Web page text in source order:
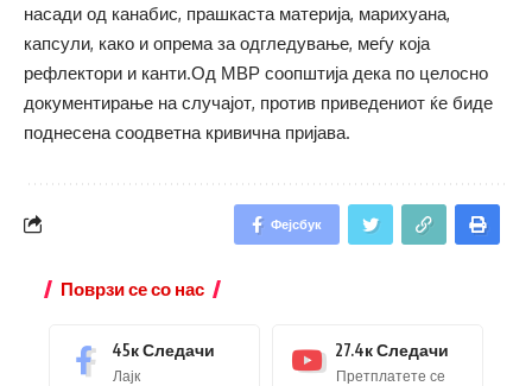
насади од канабис, прашкаста материја, марихуана,
капсули, како и опрема за одгледување, меѓу која
рефлектори и канти.Од МВР соопштија дека по целосно
документирање на случајот, против приведениот ќе биде
поднесена соодветна кривична пријава.
Фејсбук
Поврзи се со нас
45кСледачи
Лајк
27.4кСледачи
Претплатете се